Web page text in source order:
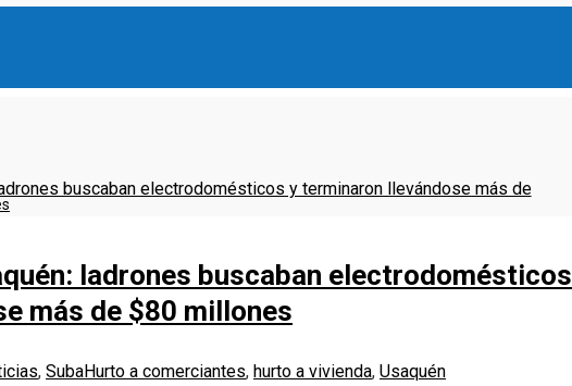
ladrones buscaban electrodomésticos
más de $80 millones
, SubaHurto a comerciantes, hurto a vivienda, Usaquén